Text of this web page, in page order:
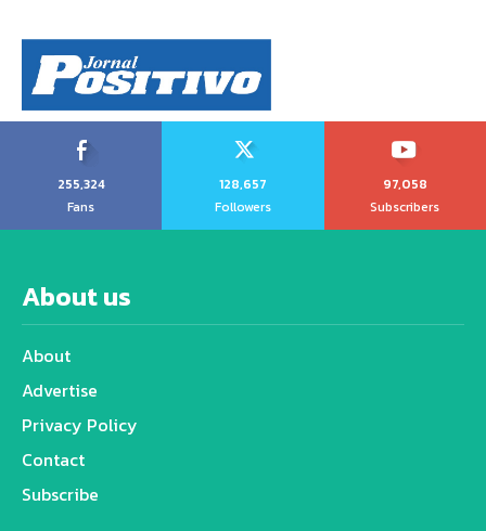
255,324
Fans
128,657
Followers
97,058
Subscribers
About us
About
Advertise
Privacy Policy
Contact
Subscribe